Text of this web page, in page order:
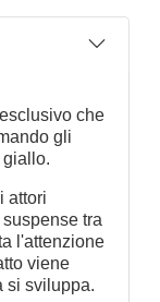
che
gli
attori
tra
l'attenzione
viene
si sviluppa.